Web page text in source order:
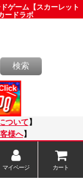
ゲーム【スカーレット
ードラボ
検索
ついて】
様へ】
マイページ カート